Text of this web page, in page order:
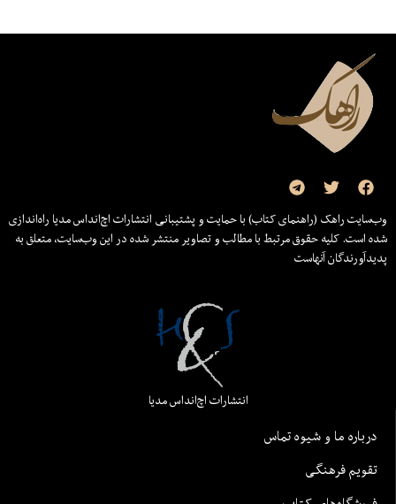
وب‌سایت راهک (راهنمای کتاب) با حمایت و پشتیبانی انتشارات اچ‌اند‌اس مدیا راه‌اندازی
شده است. کلیه حقوق مرتبط با مطالب و تصاویر منتشر شده در این وب‌سایت، متعلق به
پدیدآورندگان آنهاست
انتشارات اچ‌اند‌اس مدیا
درباره ما و شیوه تماس
تقویم فرهنگی